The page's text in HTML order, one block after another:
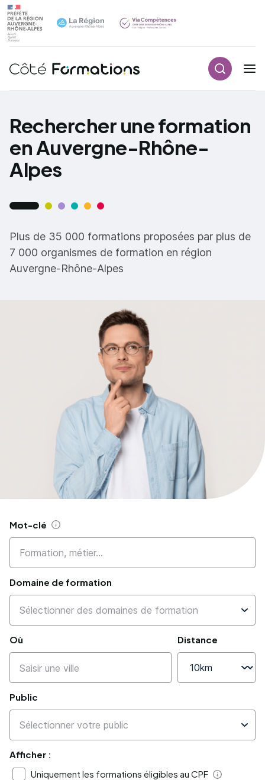
Navigation principale
Rechercher une formation
en Auvergne-Rhône-
Alpes
Plus de 35 000 formations proposées par plus de
7 000 organismes de formation en région
Auvergne-Rhône-Alpes
Mot-clé Aide
Domaine de formation
Où Distance
Public
Afficher :
Uniquement les formations éligibles au CPF